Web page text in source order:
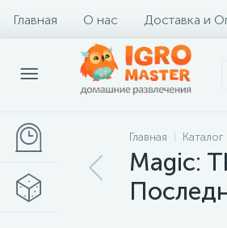
Главная О нас Доставка и
Главная Каталог
Magic: